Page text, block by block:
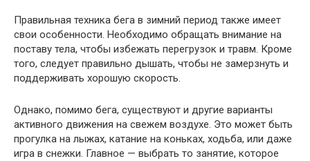
Правильная техника бега в зимний период также имеет
свои особенности. Необходимо обращать внимание на
поставу тела, чтобы избежать перегрузок и травм. Кроме
того, следует правильно дышать, чтобы не замерзнуть и
поддерживать хорошую скорость.
Однако, помимо бега, существуют и другие варианты
активного движения на свежем воздухе. Это может быть
прогулка на лыжах, катание на коньках, ходьба, или даже
игра в снежки. Главное — выбрать то занятие, которое